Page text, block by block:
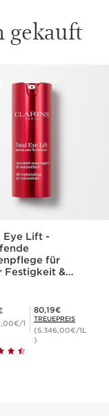
gekauft
Eye Lift -
für
Festigkeit &
1
Mitgliederpreis 80,19€
80,19€
TREUEPREIS
(5.346,00€/1L
)